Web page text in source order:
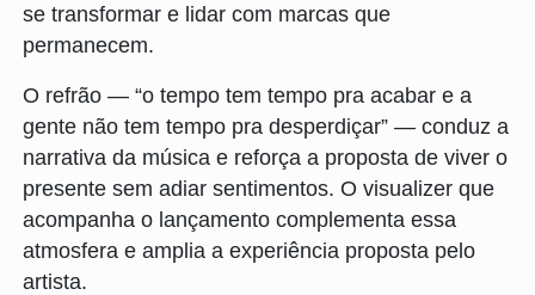
se transformar e lidar com marcas que
permanecem.
O refrão — “o tempo tem tempo pra acabar e a
gente não tem tempo pra desperdiçar” — conduz a
narrativa da música e reforça a proposta de viver o
presente sem adiar sentimentos. O visualizer que
acompanha o lançamento complementa essa
atmosfera e amplia a experiência proposta pelo
artista.